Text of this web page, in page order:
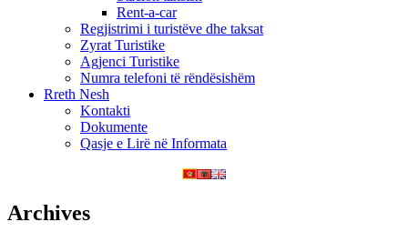
Rent-a-car
Regjistrimi i turistëve dhe taksat
Zyrat Turistike
Agjenci Turistike
Numra telefoni të rëndësishëm
Rreth Nesh
Kontakti
Dokumente
Qasje e Lirë në Informata
Archives